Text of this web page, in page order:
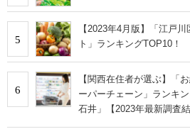
5
【2023年4月版】「江戸
ト」ランキングTOP10！
6
【関西在住者が選ぶ】「
ーパーチェーン」ランキ
石井」【2023年最新調査結